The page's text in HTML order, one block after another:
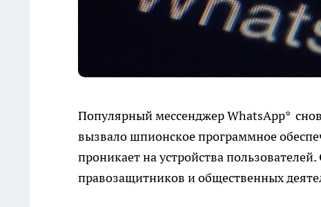
Популярный мессенджер WhatsApp*
вызвало шпионское программное
проникает на устройства
правозащитников и общественных